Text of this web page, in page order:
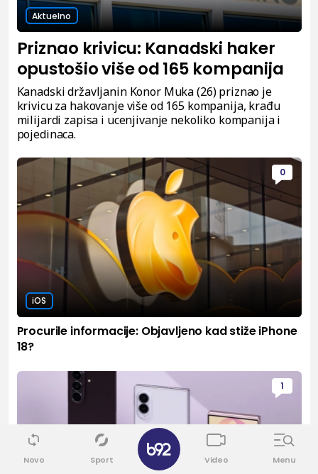
Aktuelno
Priznao krivicu: Kanadski haker
opustošio više od 165 kompanija
Kanadski državljanin Konor Muka (26) priznao je
krivicu za hakovanje više od 165 kompanija, krađu
milijardi zapisa i ucenjivanje nekoliko kompanija i
pojedinaca.
0
iOS
Procurile informacije: Objavljeno kad stiže iPhone
18?
1
Novo Sport Video Menu